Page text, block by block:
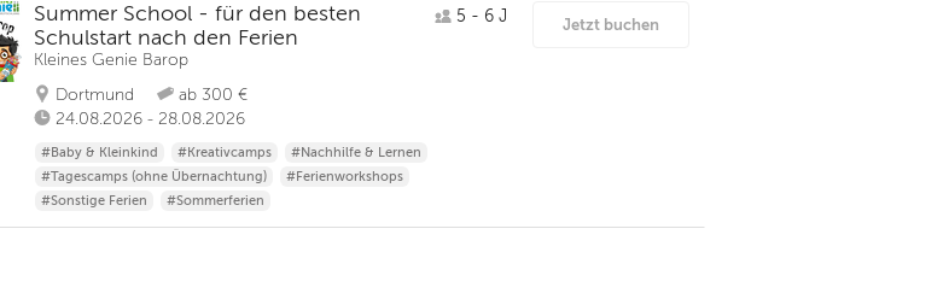
Summer School - für den besten
Schulstart nach den Ferien
Kleines Genie Barop
Dortmund
ab 300 €
24.08.2026 - 28.08.2026
5 - 6 J
#Baby & Kleinkind #Kreativcamps
#Nachhilfe & Lernen
#Tagescamps (ohne Übernachtung)
#Ferienworkshops
#Sonstige Ferien
#Sommerferien
Jetzt buchen